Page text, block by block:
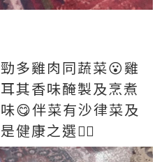
多雞肉同蔬菜😮雞
其香味醃製及烹煮
😋伴菜有沙律菜及
健康之選👍🏻